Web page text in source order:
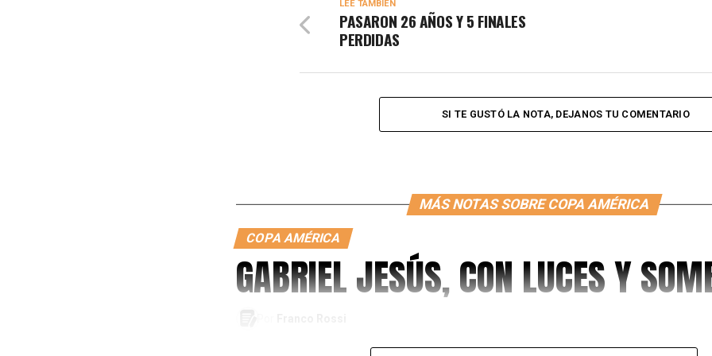
LEÉ TAMBIÉN
PASARON 26 AÑOS Y 5 FINALES
PERDIDAS
SI TE GUSTÓ LA NOTA, DEJANOS TU COMENTARIO
MÁS NOTAS SOBRE COPA AMÉRICA
COPA AMÉRICA
GABRIEL JESÚS, CON LUCES Y